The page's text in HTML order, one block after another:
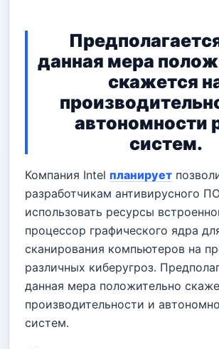
данная мера
скажется
автономности
систем.
Компания Intel планирует
разработчикам антивирусного
использовать ресурсы
процессор графического ядра
сканирования компьютеров на
различных киберугроз.
данная мера положительно
производительности и
систем.